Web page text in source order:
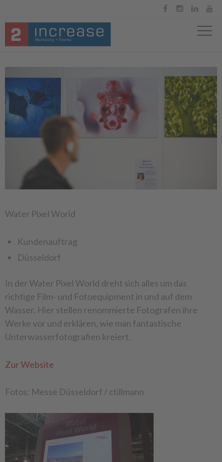
   
Water Pixel World
Kundenauftrag
Düsseldorf
In der Water Pixel World dreht sich alles um das
richtige Film- und Fotoequipment in und auf dem
Wasser. Hier stellen renommierte Fotografen ihre
Werke vor und erklären, wie man fantastische
Unterwasserfotografien kreiert.
Zur Website
Fotos: Messe Düsseldorf / ctillmann